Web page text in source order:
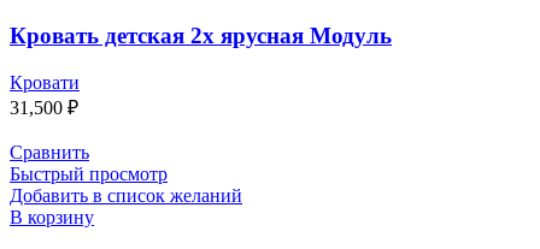
Кровать детская 2х ярусная Модуль
Кровати
31,500 ₽
Сравнить
Быстрый просмотр
Добавить в список желаний
В корзину